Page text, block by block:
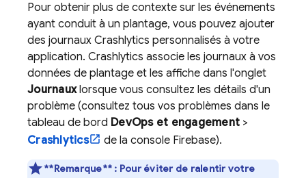
Pour obtenir plus de contexte sur les événements
ayant conduit à un plantage, vous pouvez ajouter
des journaux Crashlytics personnalisés à votre
application. Crashlytics associe les journaux à vos
données de plantage et les affiche dans l'onglet
Journauxlorsque vous consultez les détails d'un
problème (consultez tous vos problèmes dans le
tableau de bord DevOps et engagement >
Crashlytics
de la console Firebase).
**Remarque** : Pour éviter de ralentir votre